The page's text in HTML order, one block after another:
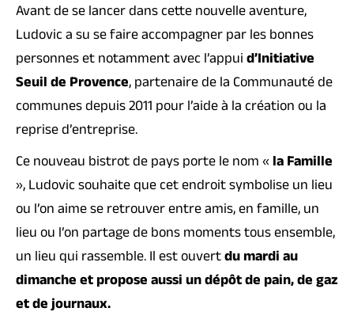
Avant de se lancer dans cette nouvelle aventure,
Ludovic a su se faire accompagner par les bonnes
personnes et notamment avec l’appuid’Initiative
Seuil de Provence, partenaire de la Communauté de
communes depuis 2011 pour l’aide à la création ou la
reprise d’entreprise.
Ce nouveau bistrot de pays porte le nom «la Famille
», Ludovic souhaite que cet endroit symbolise un lieu
ou l’on aime se retrouver entre amis, en famille, un
lieu ou l’on partage de bons moments tous ensemble,
un lieu qui rassemble. Il est ouvertdu mardi au
dimanche et propose aussi un dépôt de pain, de gaz
et de journaux.